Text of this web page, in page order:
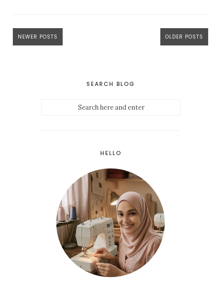
NEWER POSTS OLDER POSTS
SEARCH BLOG
HELLO